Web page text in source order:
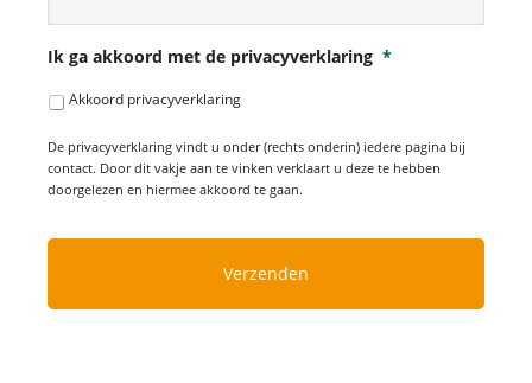
Ik ga akkoord met de privacyverklaring *
Akkoord privacyverklaring
De privacyverklaring vindt u onder (rechts onderin) iedere pagina bij
contact. Door dit vakje aan te vinken verklaart u deze te hebben
doorgelezen en hiermee akkoord te gaan.